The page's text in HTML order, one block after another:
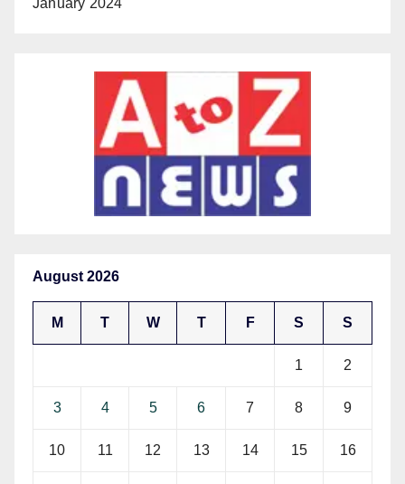
August 2026
M T W T F S S
1 2
3 4 5 6 7 8 9
10 11 12 13 14 15 16